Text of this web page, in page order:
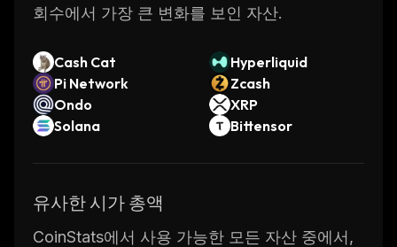
회수에서 가장 큰 변화를 보인 자산.
Cash Cat
Hyperliquid
Pi Network
Zcash
Ondo
XRP
Solana
Bittensor
유사한 시가 총액
CoinStats에서 사용 가능한 모든 자산 중에서,